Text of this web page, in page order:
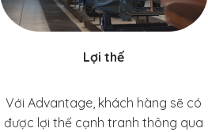
con người, môi trường và tối ưu hóa
chi phí.
Lợi thế
Với Advantage, khách hàng sẽ có
được lợi thế cạnh tranh thông qua